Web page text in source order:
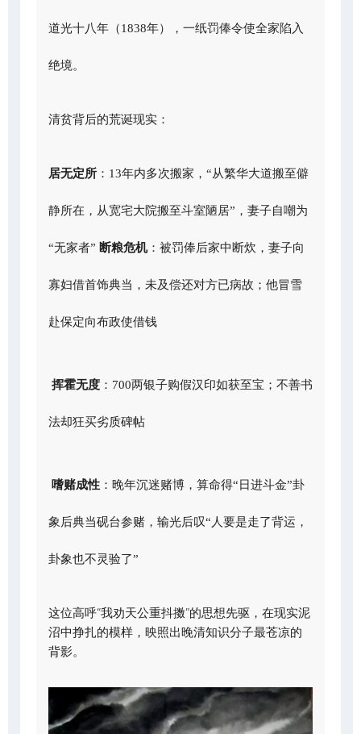
道光十八年（1838年），一纸罚俸令使全家陷入
绝境。
清贫背后的荒诞现实：
居无定所 ：13年内多次搬家，“从繁华大道搬至僻
静所在，从宽宅大院搬至斗室陋居”，妻子自嘲为
“无家者” 断粮危机：被罚俸后家中断炊，妻子向
寡妇借首饰典当，未及偿还对方已病故；他冒雪
赴保定向布政使借钱
挥霍无度 ：700两银子购假汉印如获至宝；不善书
法却狂买劣质碑帖
嗜赌成性 ：晚年沉迷赌博，算命得“日进斗金”卦
象后典当砚台参赌，输光后叹“人要是走了背运，
卦象也不灵验了”
这位高呼“我劝天公重抖擞”的思想先驱，在现实泥
沼中挣扎的模样，映照出晚清知识分子最苍凉的
背影。